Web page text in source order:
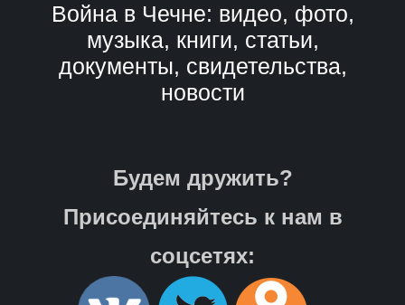
Война в Чечне: видео, фото,
музыка, книги, статьи,
документы, свидетельства,
новости
Будем дружить?
Присоединяйтесь к нам в
соцсетях: